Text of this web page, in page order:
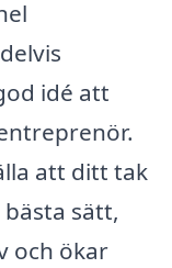
idé att
att ditt tak
sätt,
och ökar